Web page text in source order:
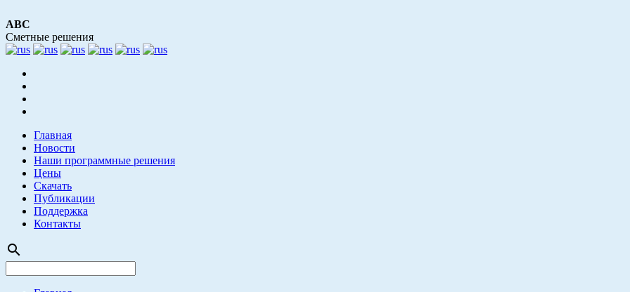
АВС
Сметные решения
Главная
Новости
Наши программные решения
Цены
Скачать
Публикации
Поддержка
Контакты
search